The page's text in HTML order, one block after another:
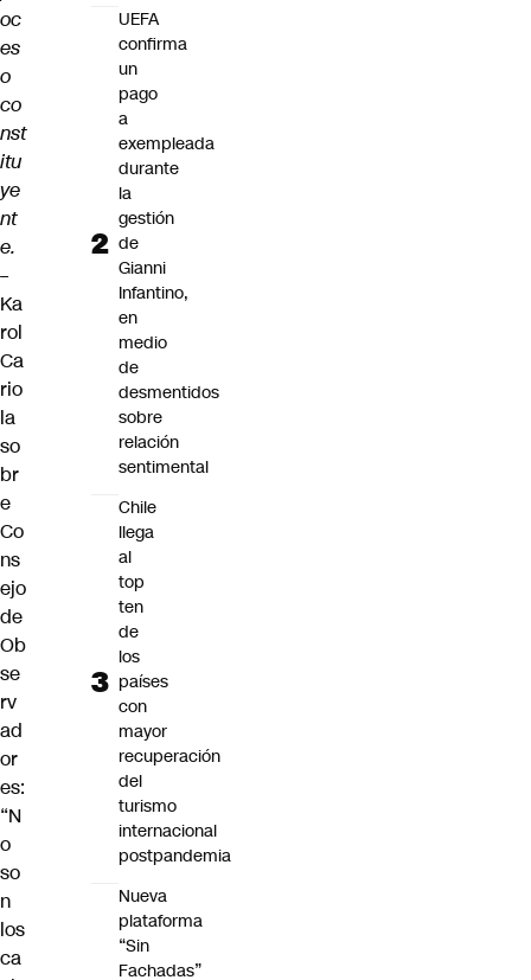
oc
es
o
co
nst
itu
ye
nt
e.
–
Ka
rol
Ca
rio
la
so
br
e
Co
ns
ejo
de
Ob
se
rv
ad
or
es:
“N
o
so
n
los
ca
UEFA
confirma
un
pago
a
exempleada
durante
la
gestión
de
Gianni
Infantino,
en
medio
de
desmentidos
sobre
relación
sentimental
Chile
llega
al
top
ten
de
los
países
con
mayor
recuperación
del
turismo
internacional
postpandemia
Nueva
plataforma
“Sin
Fachadas”